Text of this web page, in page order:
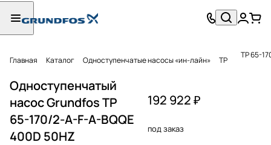
Главная Каталог Одноступенчатые насосы «ин-лайн» TP TP 65-
Одноступенчатый
насос Grundfos TP
65-170/2-A-F-A-BQQE
400D 50HZ
192 922 ₽
под заказ